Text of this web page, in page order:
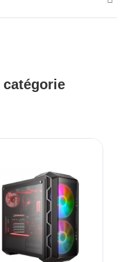
catégorie